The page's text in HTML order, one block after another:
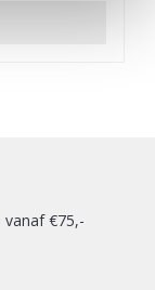
vanaf €75,-